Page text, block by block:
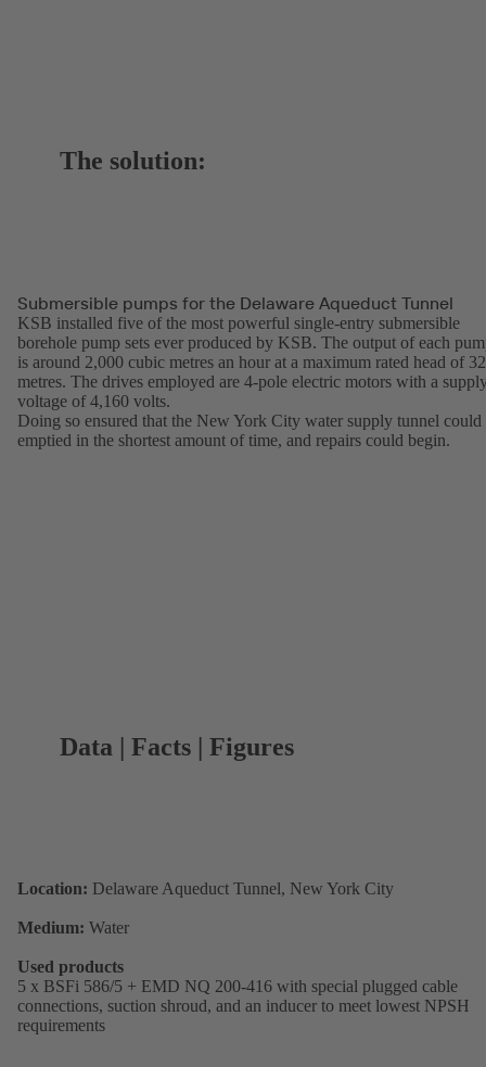
The solution:
Submersible pumps for the Delaware Aqueduct Tunnel
KSB installed five of the most powerful single-entry submersible
borehole pump sets ever produced by KSB. The output of each
is around 2,000 cubic metres an hour at a maximum rated head of
metres. The drives employed are 4-pole electric motors with a
voltage of 4,160 volts.
Doing so ensured that the New York City water supply tunnel could
emptied in the shortest amount of time, and repairs could begin.
Data | Facts | Figures
Location: Delaware Aqueduct Tunnel, New York City
Medium: Water
Used products
5 x BSFi 586/5 + EMD NQ 200-416 with special plugged cable
connections, suction shroud, and an inducer to meet lowest NPSH
requirements